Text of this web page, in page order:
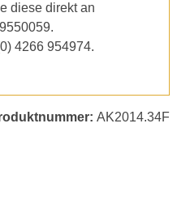
diese direkt an
4266 954974.
AK2014.34F